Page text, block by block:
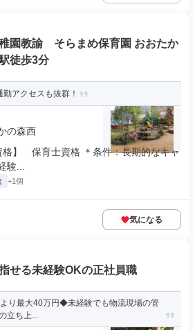
稚園教諭 そらまめ保育園 おおたか
徒歩3分
アクセスも抜群！
の森西
格】 保育士資格 ＊条件：長期的なキャ
験...
+1個
気になる
せる未経験OKの正社員職
り最大40万円◆未経験でも物流現場の管
立ち上...